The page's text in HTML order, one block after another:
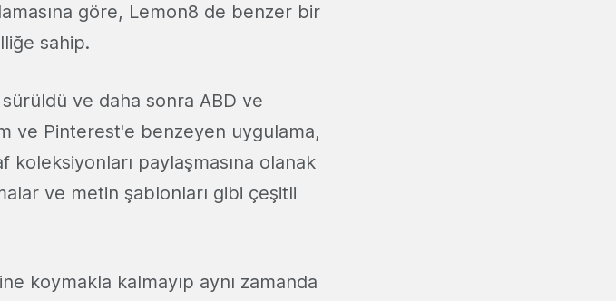
göre, Lemon8 de benzer bir
sahip.
ve daha sonra ABD ve
ve Pinterest'e benzeyen uygulama,
koleksiyonları paylaşmasına olanak
ve metin şablonları gibi çeşitli
koymakla kalmayıp aynı zamanda